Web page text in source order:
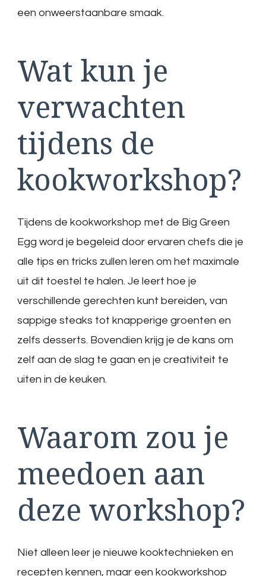
een onweerstaanbare smaak.
Wat kun je
verwachten
tijdens de
kookworkshop?
Tijdens de kookworkshop met de Big Green
Egg word je begeleid door ervaren chefs die je
alle tips en tricks zullen leren om het maximale
uit dit toestel te halen. Je leert hoe je
verschillende gerechten kunt bereiden, van
sappige steaks tot knapperige groenten en
zelfs desserts. Bovendien krijg je de kans om
zelf aan de slag te gaan en je creativiteit te
uiten in de keuken.
Waarom zou je
meedoen aan
deze workshop?
Niet alleen leer je nieuwe kooktechnieken en
recepten kennen, maar een kookworkshop